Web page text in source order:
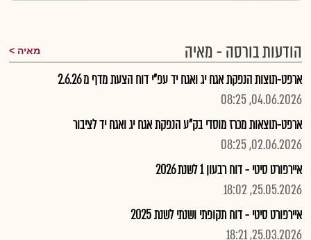
הודעות בורסה - מאיה מאיה
ארפט-תוצות הנפקת אגח יג ואגח יד עפ"י דוח הצעת מדף מ 2.6.26
04.06.2026, 08:25
ארפט-תוצאות מכרז מוסדי בק"ע הנפקת אגח יג ואגח יד לציבור
02.06.2026, 08:25
איירפורט סיטי - דוח רבעון 1 לשנת 2026
25.05.2026, 18:02
איירפורט סיטי - דוח תקופתי ושנתי לשנת 2025
25.03.2026, 18:21